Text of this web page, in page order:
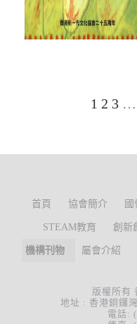
1 2 3 …
首頁 協會簡介
STEAM教育 創新
機構刊物 屬會介紹
版權所有
地址 : 香港銅鑼
電話: